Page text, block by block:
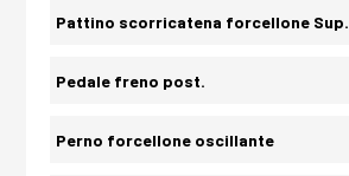
Pattino scorricatena forcellone Sup.
Pedale freno post.
Perno forcellone oscillante